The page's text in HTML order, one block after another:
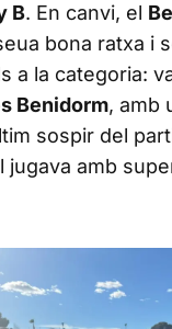
B. En canvi, el
bona ratxa i
a la categoria:
Benidorm, amb
sospir del
jugava amb